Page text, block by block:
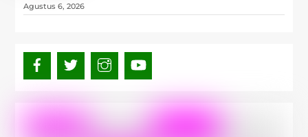
Agustus 6, 2026